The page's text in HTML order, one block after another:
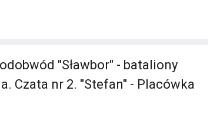
"Sławbor" - bataliony
Czata nr 2. "Stefan" - Placówka